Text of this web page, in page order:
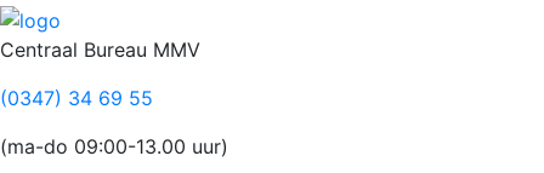
Footer
Centraal Bureau MMV
(0347) 34 69 55
(ma-do 09:00-13.00 uur)